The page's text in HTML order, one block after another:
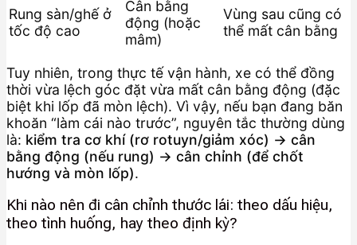
Rung sàn/ghế ở
tốc độ cao
Cân bằng
động (hoặc
mâm)
Vùng sau cũng có
thể mất cân bằng
Tuy nhiên, trong thực tế vận hành, xe có thể đồng
thời vừa lệch góc đặt vừa mất cân bằng động (đặc
biệt khi lốp đã mòn lệch). Vì vậy, nếu bạn đang băn
khoăn “làm cái nào trước”, nguyên tắc thường dùng
là: kiểm tra cơ khí (rơ rotuyn/giảm xóc) → cân
bằng động (nếu rung) → cân chỉnh (để chốt
hướng và mòn lốp).
Khi nào nên đi cân chỉnh thước lái: theo dấu hiệu,
theo tình huống, hay theo định kỳ?